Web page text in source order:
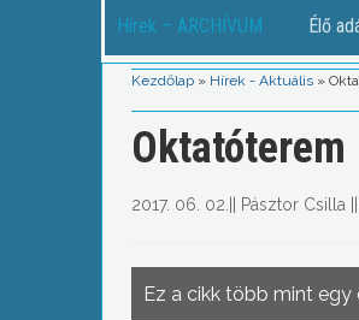
Hírek – ARCHÍVUM Élő
Kezdőlap » Hírek - Aktuális »
Oktatóterem
2017. 06. 02. Pásztor Csilla
Ez a cikk több mint